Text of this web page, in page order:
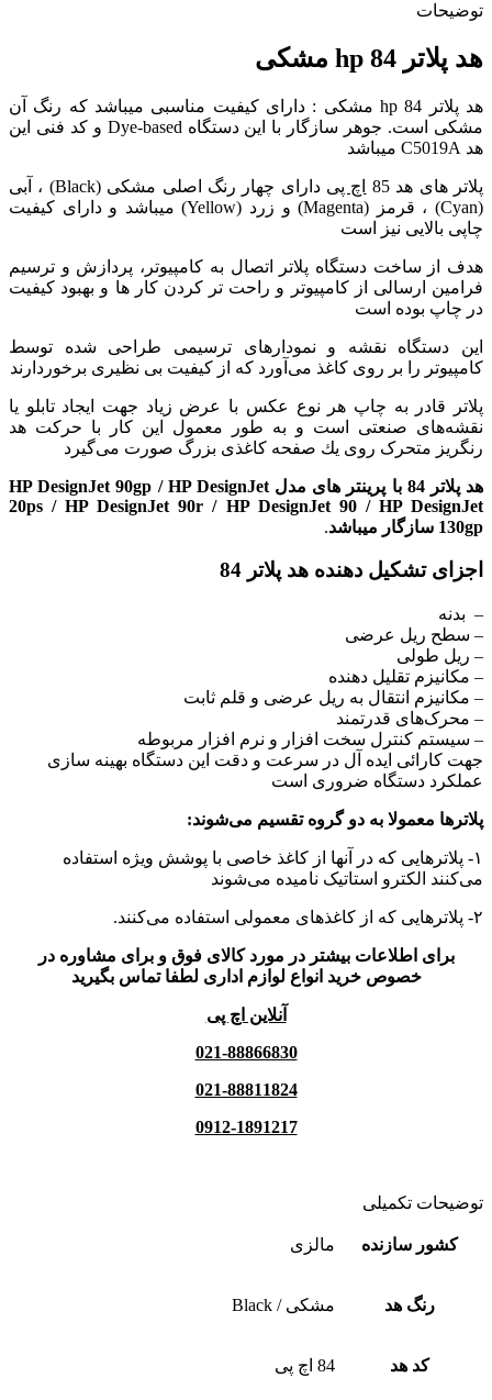
توضیحات
هد پلاتر 84 hp مشکی
هد پلاتر 84 hp مشکی : دارای کیفیت مناسبی میباشد که رنگ آن
مشکی است. جوهر سازگار با این دستگاه Dye-based و کد فنی این
هد C5019A میباشد
پلاتر های هد 85 اچ پی
دارای چهار رنگ اصلی مشکی (Black) ، آبی
(Cyan) ، قرمز (Magenta) و زرد (Yellow) میباشد و دارای کیفیت
چاپی بالایی نیز است
هدف از ساخت دستگاه پلاتر اتصال به کامپیوتر، پردازش و ترسیم
فرامین ارسالی از کامپیوتر و راحت تر کردن کار ها و بهبود کیفیت
در چاپ بوده است
این دستگاه نقشه و نمودارهای ترسیمی طراحی شده توسط
کامپیوتر را بر روی کاغذ می‌آورد که از کیفیت بی نظیری برخوردارند
پلاتر قادر به چاپ هر نوع عکس با عرض زیاد جهت ایجاد تابلو یا
نقشه‌های صنعتی است و به طور معمول این كار با حركت هد
رنگریز متحرک روی یك صفحه كاغذی بزرگ صورت می‌گیرد
هد پلاتر 84 با
پرینتر های مدل HP DesignJet 90gp / HP DesignJet
20ps / HP DesignJet 90r / HP DesignJet 90 / HP DesignJet
130gp سازگار میباشد.
اجزای تشکیل دهنده هد پلاتر 84
– بدنه
– سطح ریل عرضی
– ریل طولی
– مکانیزم تقلیل دهنده
– مکانیزم انتقال به ریل عرضی و قلم ثابت
– محرک‌های قدرتمند
– سیستم کنترل سخت افزار و نرم افزار مربوطه
جهت کارائی ایده آل در سرعت و دقت این دستگاه بهینه سازی
عملکرد دستگاه ضروری است
پلاترها معمولا به دو گروه تقسیم می‌شوند:
۱- پلاترهایی که در آنها از کاغذ خاصی با پوشش ویژه استفاده
می‌کنند الکترو استاتیک نامیده می‌شوند
۲- پلاترهایی که از کاغذهای معمولی استفاده می‌کنند.
برای اطلاعات بیشتر در مورد کالای فوق و برای مشاوره در
خصوص خرید انواع لوازم اداری لطفا تماس بگیرید
آنلاین اچ پی
021-88866830
021-88811824
0912-1891217
توضیحات تکمیلی
کشور سازنده مالزی
رنگ هد مشکی / Black
کد هد 84 اچ پی